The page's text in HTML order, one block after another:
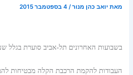
מאת יואב כהן מנור/4 בספטמבר 2015
בשבועות האחרונים תל-אביב סוערת בגלל
העבודות להקמת הרכבת הקלה מבטיחות